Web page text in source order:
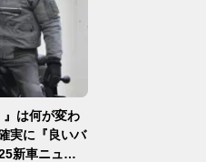
は何が変わ
実に『良いバ
新車ニュー